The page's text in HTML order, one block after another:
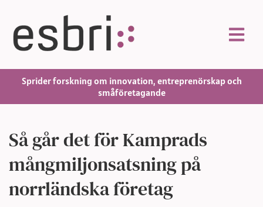
Sprider forskning om innovation, entreprenörskap och
småföretagande
Så går det för Kamprads
mångmiljonsatsning på
norrländska företag